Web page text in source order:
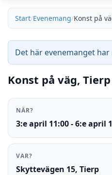
Start Evenemang Konst på
Det här evenemanget
Konst på väg, Tierp
NÄR?
3:e april 11:00 - 6:e april
VAR?
Skyttevägen 15, Tierp